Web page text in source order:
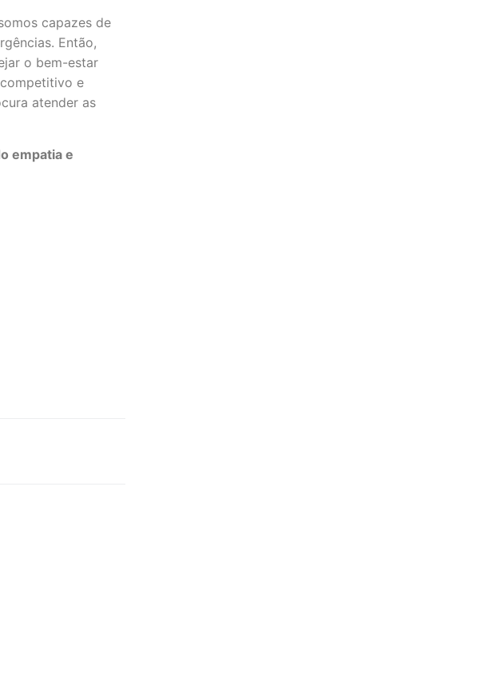
capazes de
Então,
o bem-estar
e
atender as
empatia e